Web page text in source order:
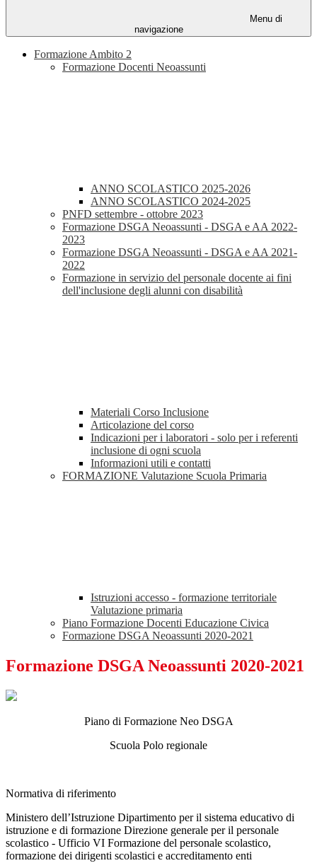
Menu di
navigazione
Formazione Ambito 2
Formazione Docenti Neoassunti
ANNO SCOLASTICO 2025-2026
ANNO SCOLASTICO 2024-2025
PNFD settembre - ottobre 2023
Formazione DSGA Neoassunti - DSGA e AA 2022-
2023
Formazione DSGA Neoassunti - DSGA e AA 2021-
2022
Formazione in servizio del personale docente ai fini
dell'inclusione degli alunni con disabilità
Materiali Corso Inclusione
Articolazione del corso
Indicazioni per i laboratori - solo per i referenti
inclusione di ogni scuola
Informazioni utili e contatti
FORMAZIONE Valutazione Scuola Primaria
Istruzioni accesso - formazione territoriale
Valutazione primaria
Piano Formazione Docenti Educazione Civica
Formazione DSGA Neoassunti 2020-2021
Formazione DSGA Neoassunti 2020-2021
Piano di Formazione Neo DSGA
Scuola Polo regionale
Normativa di riferimento
Ministero dell’Istruzione Dipartimento per il sistema educativo di
istruzione e di formazione Direzione generale per il personale
scolastico - Ufficio VI Formazione del personale scolastico,
formazione dei dirigenti scolastici e accreditamento enti